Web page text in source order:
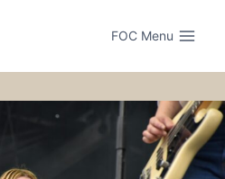
FOC Menu